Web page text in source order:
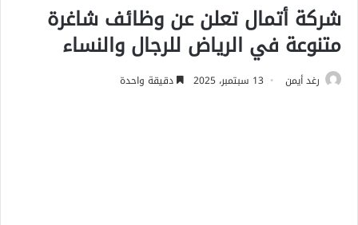
شركة أتمال تعلن عن وظائف شاغرة
متنوعة في الرياض للرجال والنساء
رغد أيمن 13 سبتمبر، 2025 دقيقة واحدة